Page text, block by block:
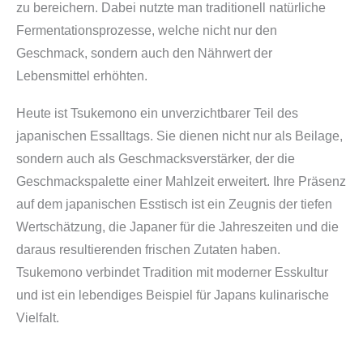
zu bereichern. Dabei nutzte man traditionell natürliche
Fermentationsprozesse, welche nicht nur den
Geschmack, sondern auch den Nährwert der
Lebensmittel erhöhten.
Heute ist Tsukemono ein unverzichtbarer Teil des
japanischen Essalltags. Sie dienen nicht nur als Beilage,
sondern auch als Geschmacksverstärker, der die
Geschmackspalette einer Mahlzeit erweitert. Ihre Präsenz
auf dem japanischen Esstisch ist ein Zeugnis der tiefen
Wertschätzung, die Japaner für die Jahreszeiten und die
daraus resultierenden frischen Zutaten haben.
Tsukemono verbindet Tradition mit moderner Esskultur
und ist ein lebendiges Beispiel für Japans kulinarische
Vielfalt.